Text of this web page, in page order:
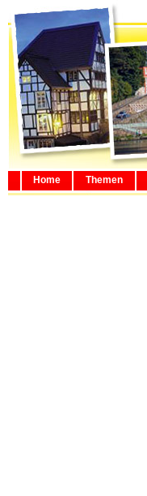
Home Themen